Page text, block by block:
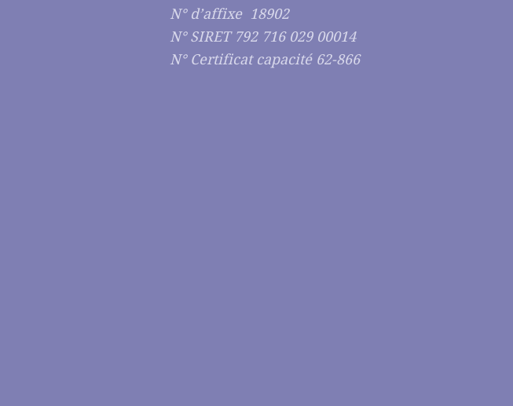
N° d’affixe 18902
N° SIRET 792 716 029 00014
N° Certificat capacité 62-866